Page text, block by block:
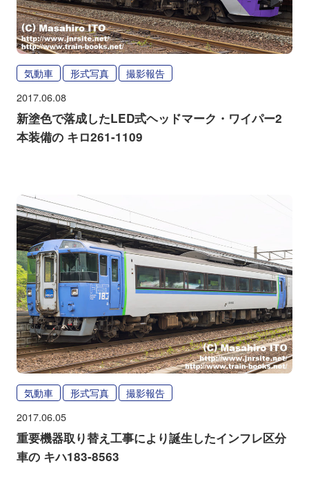
気動車 形式写真 撮影報告
2017.06.08
新塗色で落成したLED式ヘッドマーク・ワイパー2
本装備の キロ261-1109
気動車 形式写真 撮影報告
2017.06.05
重要機器取り替え工事により誕生したインフレ区分
車の キハ183-8563